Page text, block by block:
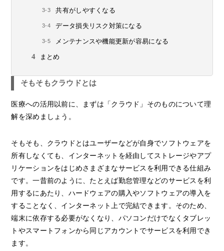
共有がしやすくなる
データ損失リスク対策になる
メンテナンスや機能更新が容易になる
まとめ
そもそもクラウドとは
医療への活用以前に、まずは「クラウド」そのものについて理
解を深めましょう。
そもそも、クラウドとはユーザーなどが自身でソフトウェアを
所有しなくても、インターネットを経由してストレージやアプ
リケーションをはじめさまざまなサービスを利用できる仕組み
です。一昔前のように、たとえば勤怠管理などのサービスを利
用するにあたり、ハードウェアの購入やソフトウェアの導入を
することなく、インターネット上で完結できます。そのため、
端末に依存する必要がなくなり、パソコンだけでなくタブレッ
トやスマートフォンから同じアカウントでサービスを利用でき
ます。